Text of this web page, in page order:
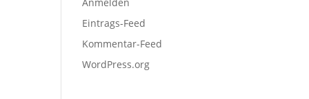
Eintrags-Feed
Kommentar-Feed
WordPress.org